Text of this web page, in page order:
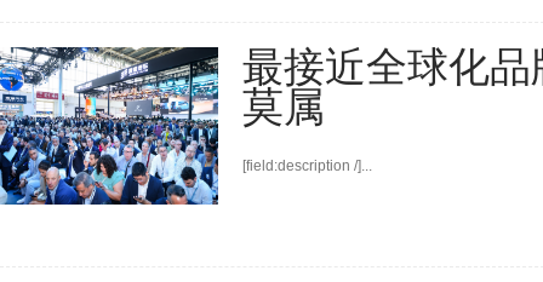
最接近全球化
莫属
[field:description /]...